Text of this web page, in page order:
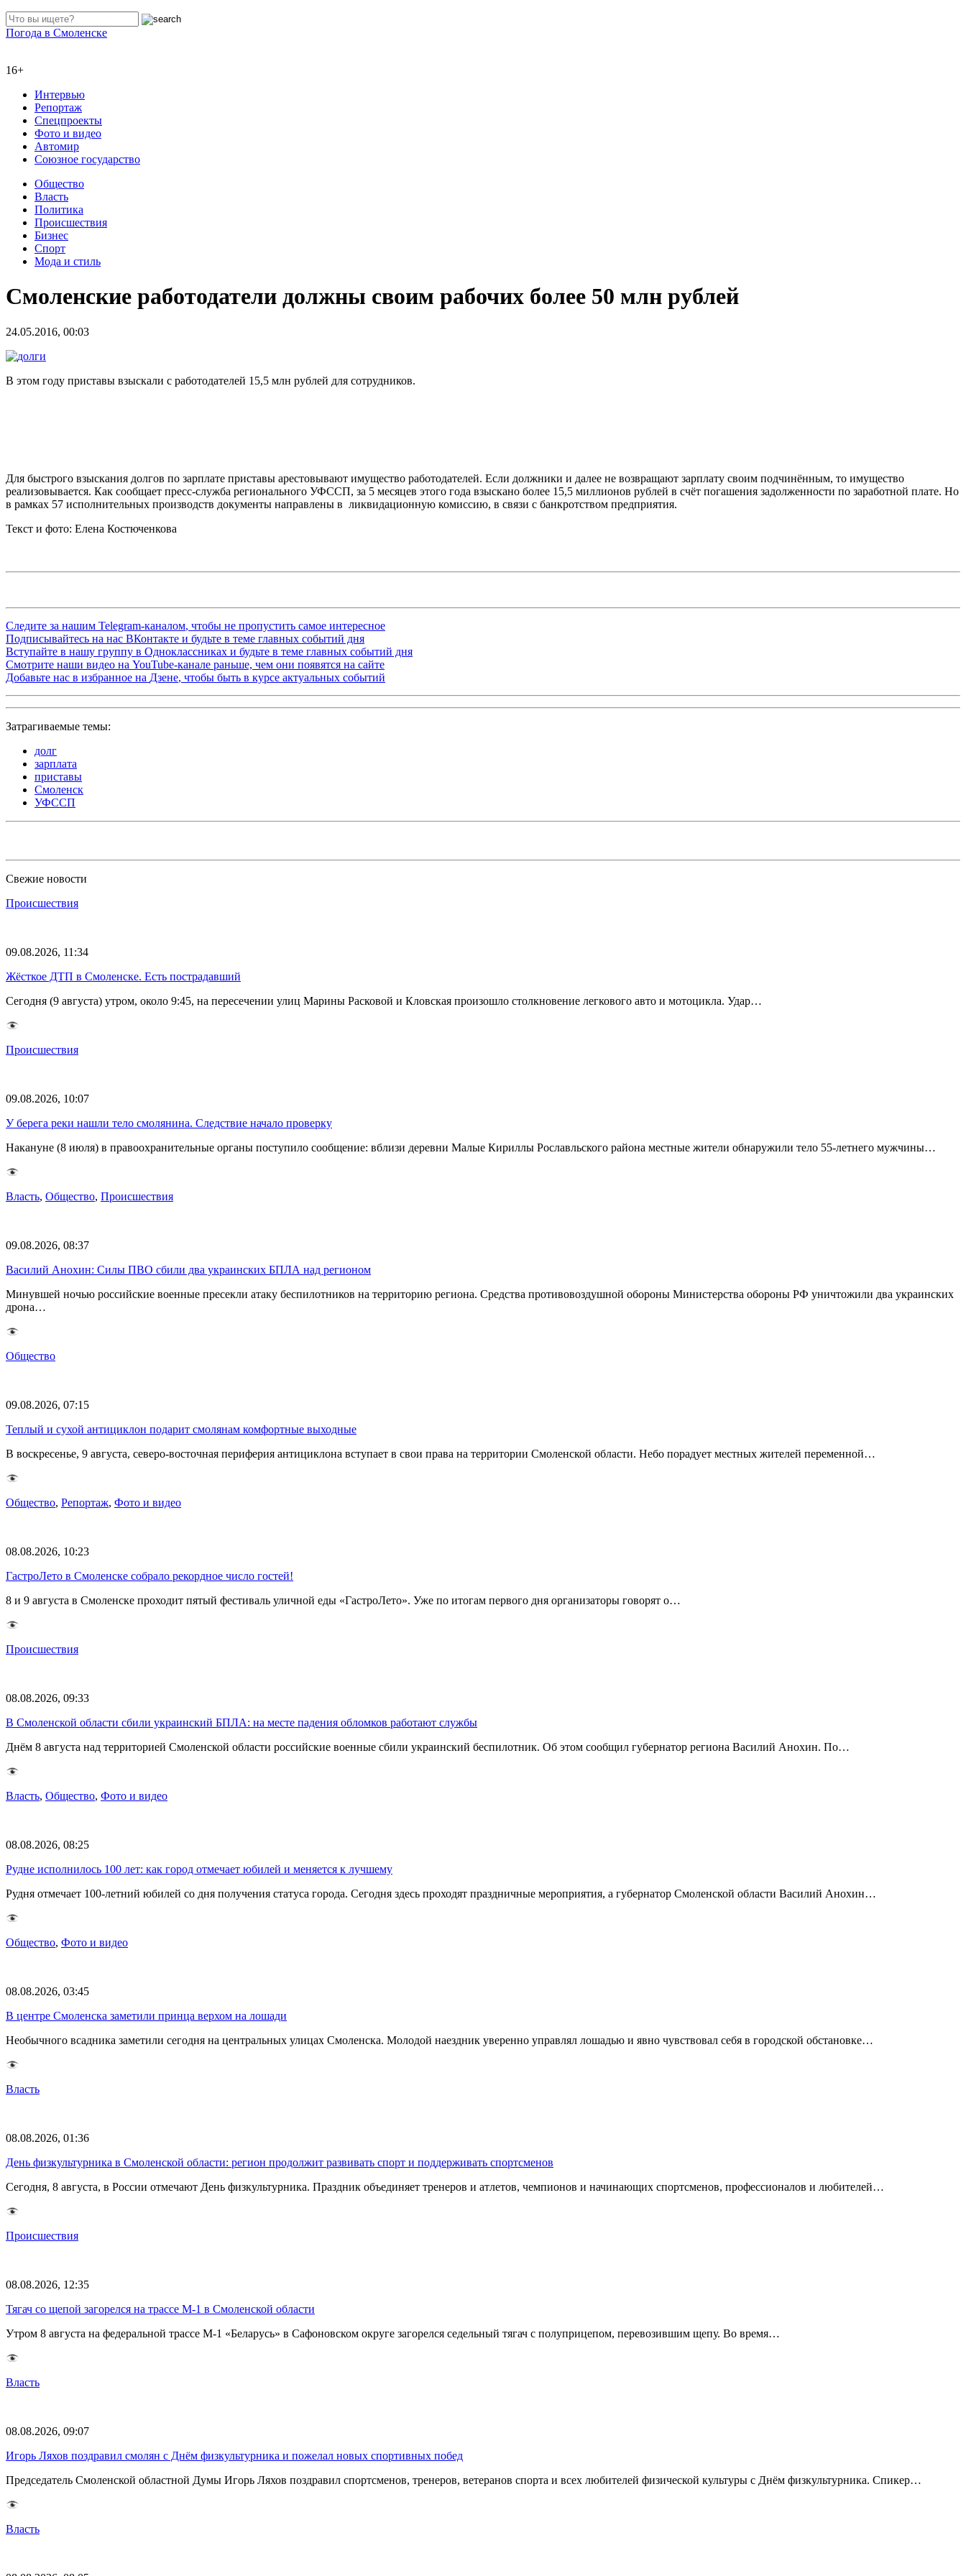
Погода в Смоленске
16+
Интервью
Репортаж
Спецпроекты
Фото и видео
Автомир
Союзное государство
Общество
Власть
Политика
Происшествия
Бизнес
Спорт
Мода и стиль
Смоленские работодатели должны своим рабочих более 50 млн рублей
24.05.2016, 00:03
В этом году приставы взыскали с работодателей 15,5 млн рублей для сотрудников.
Для быстрого взыскания долгов по зарплате приставы арестовывают имущество работодателей. Если должники и далее не возвращают зарплату своим подчинённым, то имущество
реализовывается. Как сообщает пресс-служба регионального УФССП, за 5 месяцев этого года взыскано более 15,5 миллионов рублей в счёт погашения задолженности по заработной плате. Но
в рамках 57 исполнительных производств документы направлены в ликвидационную комиссию, в связи с банкротством предприятия.
Текст и фото: Елена Костюченкова
Следите за нашим Telegram-каналом, чтобы не пропустить самое интересное
Подписывайтесь на нас ВКонтакте и будьте в теме главных событий дня
Вступайте в нашу группу в Одноклассниках и будьте в теме главных событий дня
Смотрите наши видео на YouTube-канале раньше, чем они появятся на сайте
Добавьте нас в избранное на Дзене, чтобы быть в курсе актуальных событий
Затрагиваемые темы:
долг
зарплата
приставы
Смоленск
УФССП
Свежие новости
Происшествия
09.08.2026, 11:34
Жёсткое ДТП в Смоленске. Есть пострадавший
Сегодня (9 августа) утром, около 9:45, на пересечении улиц Марины Расковой и Кловская произошло столкновение легкового авто и мотоцикла. Удар…
Происшествия
09.08.2026, 10:07
У берега реки нашли тело смолянина. Следствие начало проверку
Накануне (8 июля) в правоохранительные органы поступило сообщение: вблизи деревни Малые Кириллы Рославльского района местные жители обнаружили тело 55-летнего мужчины…
Власть, Общество, Происшествия
09.08.2026, 08:37
Василий Анохин: Силы ПВО сбили два украинских БПЛА над регионом
Минувшей ночью российские военные пресекли атаку беспилотников на территорию региона. Средства противовоздушной обороны Министерства обороны РФ уничтожили два украинских
дрона…
Общество
09.08.2026, 07:15
Теплый и сухой антициклон подарит смолянам комфортные выходные
В воскресенье, 9 августа, северо-восточная периферия антициклона вступает в свои права на территории Смоленской области. Небо порадует местных жителей переменной…
Общество, Репортаж, Фото и видео
08.08.2026, 10:23
ГастроЛето в Смоленске собрало рекордное число гостей!
8 и 9 августа в Смоленске проходит пятый фестиваль уличной еды «ГастроЛето». Уже по итогам первого дня организаторы говорят о…
Происшествия
08.08.2026, 09:33
В Смоленской области сбили украинский БПЛА: на месте падения обломков работают службы
Днём 8 августа над территорией Смоленской области российские военные сбили украинский беспилотник. Об этом сообщил губернатор региона Василий Анохин. По…
Власть, Общество, Фото и видео
08.08.2026, 08:25
Рудне исполнилось 100 лет: как город отмечает юбилей и меняется к лучшему
Рудня отмечает 100-летний юбилей со дня получения статуса города. Сегодня здесь проходят праздничные мероприятия, а губернатор Смоленской области Василий Анохин…
Общество, Фото и видео
08.08.2026, 03:45
В центре Смоленска заметили принца верхом на лошади
Необычного всадника заметили сегодня на центральных улицах Смоленска. Молодой наездник уверенно управлял лошадью и явно чувствовал себя в городской обстановке…
Власть
08.08.2026, 01:36
День физкультурника в Смоленской области: регион продолжит развивать спорт и поддерживать спортсменов
Сегодня, 8 августа, в России отмечают День физкультурника. Праздник объединяет тренеров и атлетов, чемпионов и начинающих спортсменов, профессионалов и любителей…
Происшествия
08.08.2026, 12:35
Тягач со щепой загорелся на трассе М-1 в Смоленской области
Утром 8 августа на федеральной трассе М-1 «Беларусь» в Сафоновском округе загорелся седельный тягач с полуприцепом, перевозившим щепу. Во время…
Власть
08.08.2026, 09:07
Игорь Ляхов поздравил смолян с Днём физкультурника и пожелал новых спортивных побед
Председатель Смоленской областной Думы Игорь Ляхов поздравил спортсменов, тренеров, ветеранов спорта и всех любителей физической культуры с Днём физкультурника. Спикер…
Власть